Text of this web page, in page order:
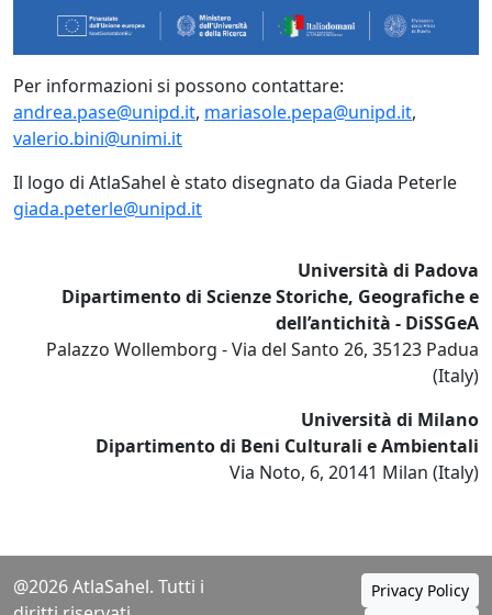
Per informazioni si possono contattare:
andrea.pase@unipd.it, mariasole.pepa@unipd.it,
valerio.bini@unimi.it
Il logo di AtlaSahel è stato disegnato da Giada Peterle
giada.peterle@unipd.it
Università di Padova
Dipartimento di Scienze Storiche, Geografiche e
dell’antichità - DiSSGeA
Palazzo Wollemborg - Via del Santo 26, 35123 Padua
(Italy)
Università di Milano
Dipartimento di Beni Culturali e Ambientali
Via Noto, 6, 20141 Milan (Italy)
@2026 AtlaSahel. Tutti i
Privacy Policy